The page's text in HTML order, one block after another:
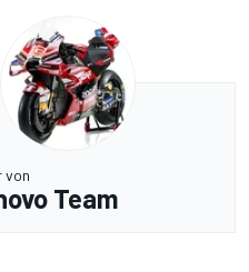
von
Team